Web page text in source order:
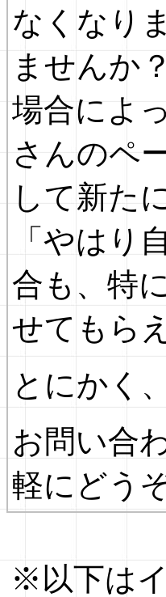
なくなり
ませんか？
場合によ
さんのペ
して新た
「やはり
合も、特
せてもら
とにかく
お問い合
軽にどう
※以下は